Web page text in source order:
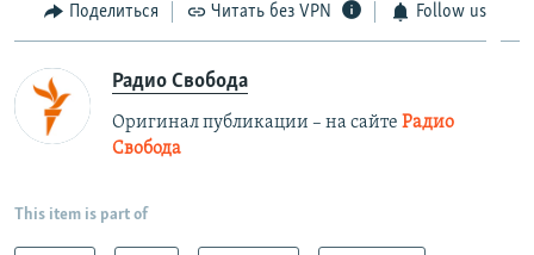
Поделиться Читать без VPN Follow us
Радио Свобода
Оригинал публикации – на сайте Радио
Свобода
This item is part of